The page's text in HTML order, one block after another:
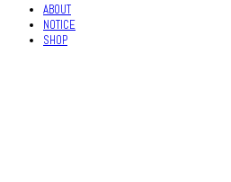
ABOUT
NOTICE
SHOP